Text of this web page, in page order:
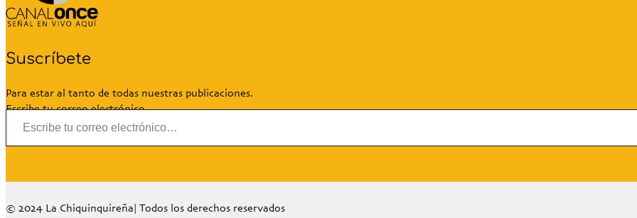
Suscríbete
Para estar al tanto de todas nuestras publicaciones.
Escribe tu correo electrónico…
© 2024 La Chiquinquireña| Todos los derechos reservados